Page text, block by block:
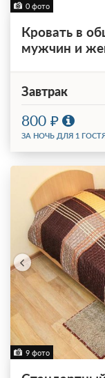
0 фото
Кровать в
мужчин и
Завтрак
800
ЗА НОЧЬ ДЛЯ 1
9 фото